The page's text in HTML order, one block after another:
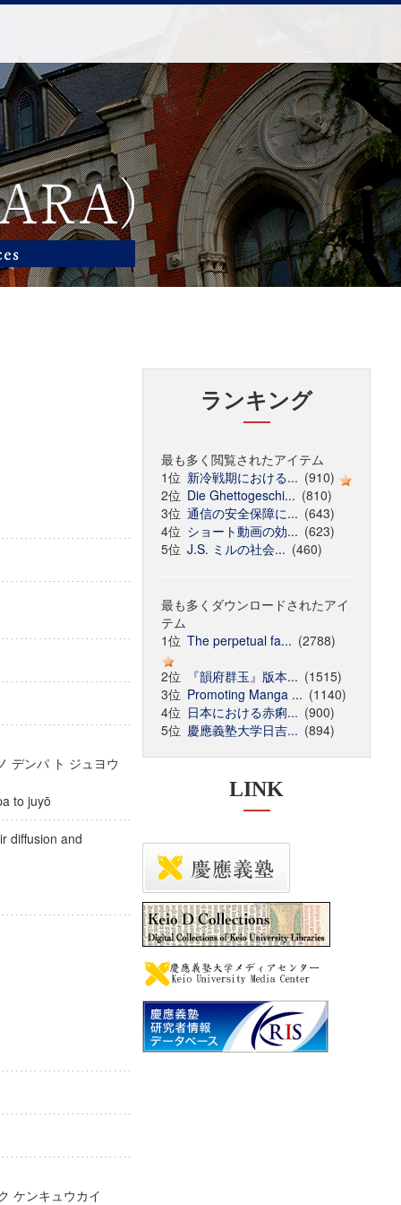
デンパ ト ジュヨウ
to juyō
diffusion and
ケンキュウカイ
ランキング
最も多く閲覧されたアイテム
1位 新冷戦期における... (910)
2位 Die Ghettogeschi... (810)
3位 通信の安全保障に... (643)
4位 ショート動画の効... (623)
5位 J.S. ミルの社会... (460)
最も多くダウンロードされたアイ
テム
1位 The perpetual fa... (2788)
2位
『韻府群玉』版本... (1515)
3位 Promoting Manga ... (1140)
4位 日本における赤痢... (900)
5位 慶應義塾大学日吉... (894)
LINK